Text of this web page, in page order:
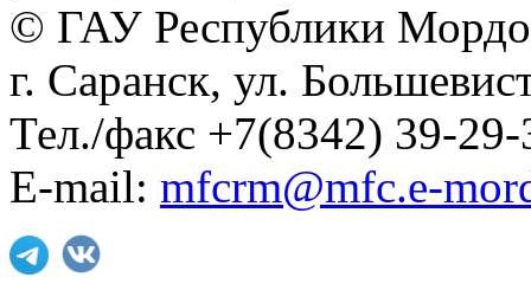
© ГАУ Республики
г. Саранск, ул.
Тел./факс +7(8342) 39-29-
E-mail: mfcrm@mfc.e-